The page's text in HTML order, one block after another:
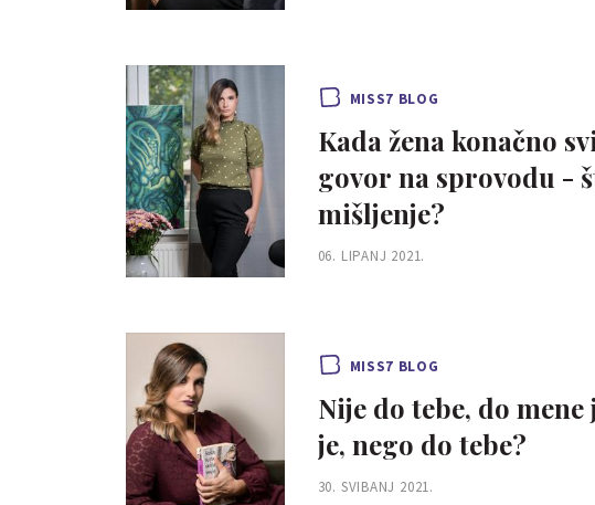
MISS7 BLOG
Kada žena konačno
govor na sprovodu -
mišljenje?
06. LIPANJ 2021.
MISS7 BLOG
Nije do tebe, do
je, nego do tebe?
30. SVIBANJ 2021.